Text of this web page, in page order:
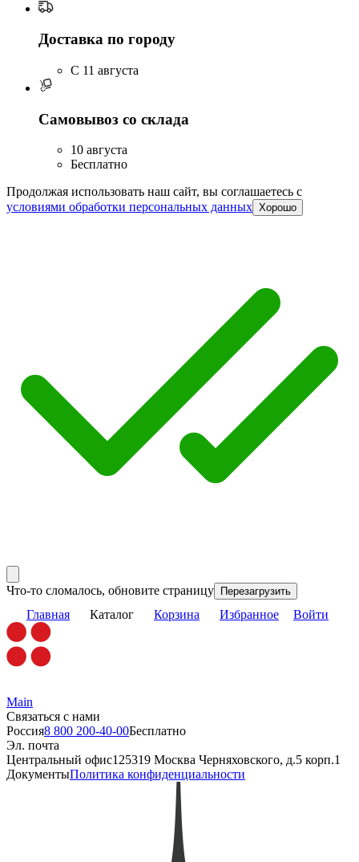
Доставка по городу
C 11 августа
Самовывоз со склада
10 августа
Бесплатно
Продолжая использовать наш сайт, вы соглашаетесь c
условиями обработки персональных данных Хорошо
Что-то сломалось, обновите страницу Перезагрузить
Главная Каталог Корзина Избранное Войти
Main
Связаться с нами
Россия8 800 200-40-00Бесплатно
Эл. почта
Центральный офис125319 Москва Черняховского, д.5 корп.1
ДокументыПолитика конфиденциальности